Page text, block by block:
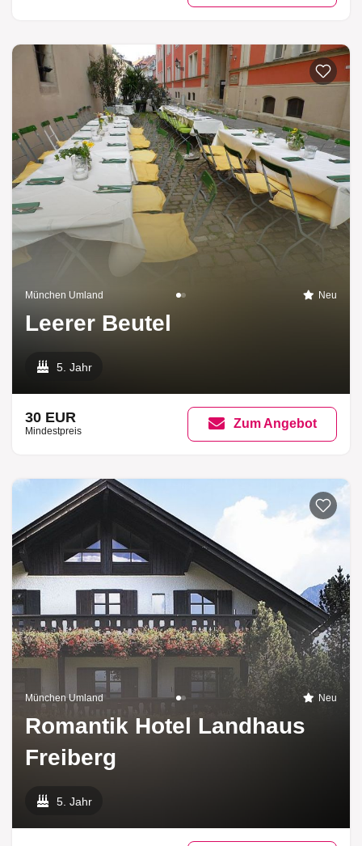
München Umland Neu
Leerer Beutel
5. Jahr
30 EUR
Mindestpreis
Zum Angebot
München Umland Neu
Romantik Hotel Landhaus
Freiberg
5. Jahr